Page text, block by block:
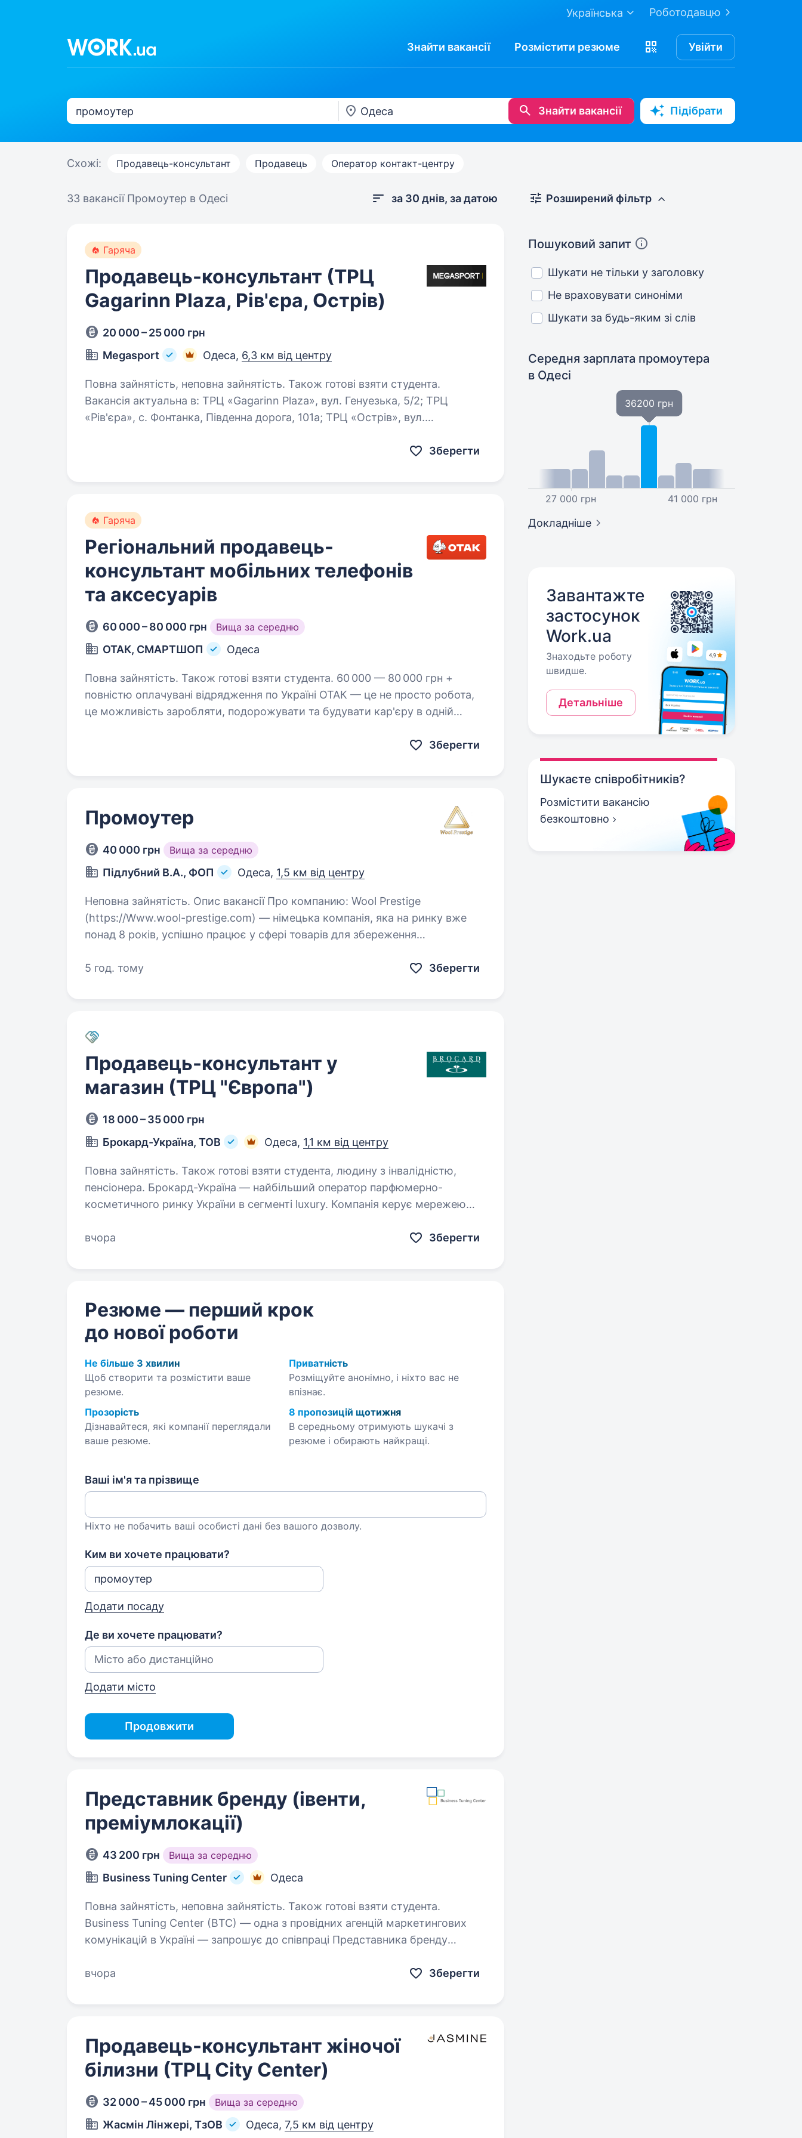
Роботодавцю
Українська
Знайти вакансії Розмістити резюме Увійти
Знайти вакансії Підібрати
Схожі: Продавець-консультант Продавець Оператор контакт-центру
33 вакансії Промоутер в Одесі за 30 днів, за датою
Гаряча
Продавець-консультант (ТРЦ
Gagarinn Plaza, Рів'єра, Острів)
20 000 – 25 000 грн
Megasport
Одеса, 6,3 км від центру
Повна зайнятість, неповна зайнятість. Також готові взяти студента.
Вакансія актуальна в: ТРЦ «Gagarinn Plaza», вул. Генуезька, 5/2; ТРЦ
«Рів'єра», с. Фонтанка, Південна дорога, 101а; ТРЦ «Острів», вул.
Зберегти
Гаряча
Регіональний продавець-
консультант мобільних телефонів
та аксесуарів
60 000 – 80 000 грн Вища за середню
ОТАК, СМАРТШОП Одеса
Повна зайнятість. Також готові взяти студента. 60 000 — 80 000 грн +
повністю оплачувані відрядження по Україні ОТАК — це не просто робота,
це можливість заробляти, подорожувати та будувати кар'єру в одній
Зберегти
Промоутер
40 000 грн Вища за середню
Підлубний В.А., ФОП Одеса, 1,5 км від центру
Неповна зайнятість. Опис вакансії Про компанию: Wool Prestige
(https://Www.wool-prestige.com) — німецька компанія, яка на ринку вже
понад 8 років, успішно працює у сфері товарів для збереження
5 год. тому
Зберегти
Продавець-консультант у
магазин (ТРЦ "Європа")
18 000 – 35 000 грн
Брокард-Україна, ТОВ
Одеса, 1,1 км від центру
Повна зайнятість. Також готові взяти студента, людину з інвалідністю,
пенсіонера. Брокард-Україна — найбільший оператор парфюмерно-
косметичного ринку України в сегменті luxury. Компанія керує мережею
запрошуємо до нашої команди:…
вчора Зберегти
Резюме — перший крок
до нової роботи
Не більше 3 хвилин
Щоб створити та розмістити ваше
резюме.
Приватність
Розміщуйте анонімно, і ніхто вас не
впізнає.
Прозорість
Дізнавайтеся, які компанії переглядали
ваше резюме.
8 пропозицій щотижня
В середньому отримують шукачі з
резюме і обирають найкращі.
Ваші ім'я та прізвище
Ніхто не побачить ваші особисті дані без вашого дозволу.
Ким ви хочете працювати?
Додати посаду
Де ви хочете працювати?
Додати місто
Продовжити
Представник бренду (івенти,
преміумлокації)
43 200 грн Вища за середню
Business Tuning Center Одеса
Повна зайнятість, неповна зайнятість. Також готові взяти студента.
Business Tuning Center (BTC) — одна з провідних агенцій маркетингових
комунікацій в Україні — запрошує до співпраці Представника бренду
вчора Зберегти
Продавець-консультант жіночої
білизни (ТРЦ City Center)
32 000 – 45 000 грн Вища за середню
Жасмін Лінжері, ТзОВ Одеса, 7,5 км від центру
Розширений фільтр
Пошуковий запит
Шукати не тільки у заголовку
Не враховувати синоніми
Шукати за будь-яким зі слів
Середня зарплата промоутера
в Одесі
27 000 грн
36200 грн
41 000 грн
Докладніше
Завантажте
застосунок
Work.ua
Знаходьте роботу
швидше.
Детальніше
Шукаєте співробітників?
Розмістити вакансію
безкоштовно